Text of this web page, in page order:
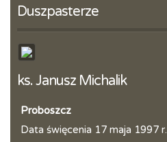
Duszpasterze
ks. Janusz Michalik
Proboszcz
Data święcenia 17 maja 1997 r.